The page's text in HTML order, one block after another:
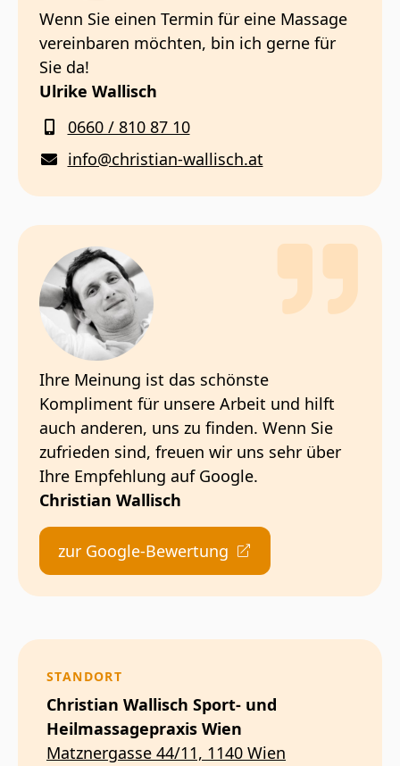
Wenn Sie einen Termin für eine Massage
vereinbaren möchten, bin ich gerne für
Sie da!
Ulrike Wallisch
0660 / 810 87 10
info@christian-wallisch.at
Ihre Meinung ist das schönste
Kompliment für unsere Arbeit und hilft
auch anderen, uns zu finden. Wenn Sie
zufrieden sind, freuen wir uns sehr über
Ihre Empfehlung auf Google.
Christian Wallisch
zur Google-Bewertung
STANDORT
Christian Wallisch Sport- und
Heilmassagepraxis Wien
Matznergasse 44/11, 1140 Wien